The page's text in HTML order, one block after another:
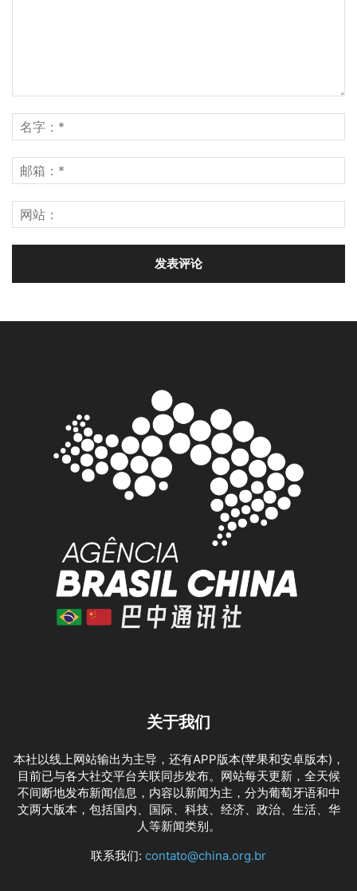
关于我们
本社以线上网站输出为主导，还有APP版本(苹果和安卓版本)，
目前已与各大社交平台关联同步发布。网站每天更新，全天候
不间断地发布新闻信息，内容以新闻为主，分为葡萄牙语和中
文两大版本，包括国内、国际、科技、经济、政治、生活、华
人等新闻类别。
联系我们: contato@china.org.br